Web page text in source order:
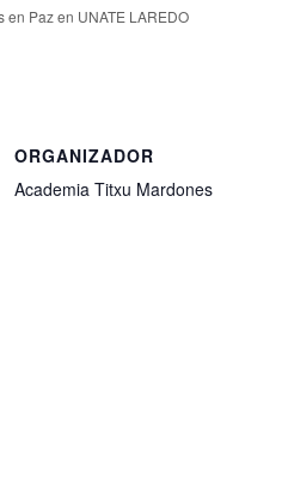
Paz en UNATE LAREDO
ORGANIZADOR
Academia Titxu Mardones